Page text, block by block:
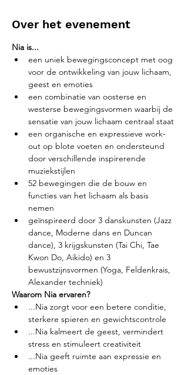
Over het evenement
Nia is...
een uniek bewegingsconcept met oog
voor de ontwikkeling van jouw lichaam,
geest en emoties
een combinatie van oosterse en
westerse bewegingsvormen waarbij de
sensatie van jouw lichaam centraal staat
een organische en expressieve work-
out op blote voeten en ondersteund
door verschillende inspirerende
muziekstijlen
52 bewegingen die de bouw en
functies van het lichaam als basis
nemen
geïnspireerd door 3 danskunsten (Jazz
dance, Moderne dans en Duncan
dance), 3 krijgskunsten (Tai Chi, Tae
Kwon Do, Aikido) en 3
bewustzijnsvormen (Yoga, Feldenkrais,
Alexander techniek)
Waarom Nia ervaren?
...Nia zorgt voor een betere conditie,
sterkere spieren en gewichtscontrole
...Nia kalmeert de geest, vermindert
stress en stimuleert creativiteit
...Nia geeft ruimte aan expressie en
emoties